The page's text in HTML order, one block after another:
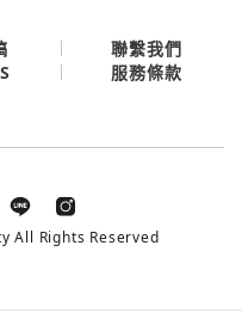
聯繫我們
服務條款
All Rights Reserved